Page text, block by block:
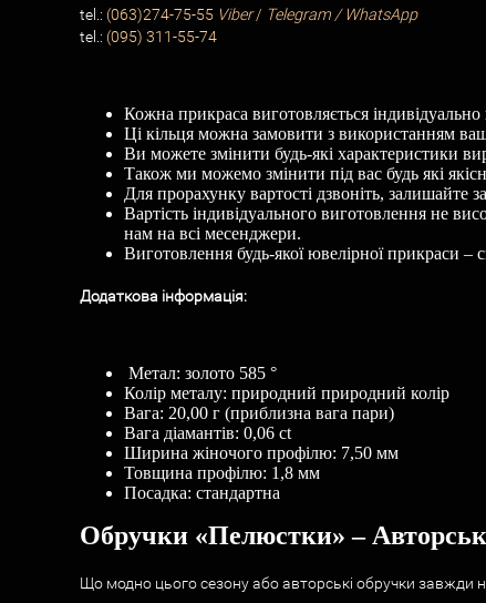
tel.: (063)274-75-55 Viber/ Telegram / WhatsApp
tel.: (095) 311-55-74
Кожна прикраса виготовляється індивідуально
Ці кільця можна замовити з використанням
Ви можете змінити будь-які характеристики
Також ми можемо змінити під вас будь які
Для прорахунку вартості дзвоніть, залишайте
Вартість індивідуального виготовлення не
нам на всі месенджери.
Виготовлення будь-якої ювелірної прикраси –
Додаткова інформація:
Метал: золото 585 °
Колір металу: природний природний колір
Вага: 20,00 г (приблизна вага пари)
Вага діамантів: 0,06 ct
Ширина жіночого профілю: 7,50 мм
Товщина профілю: 1,8 мм
Посадка: стандартна
Обручки «Пелюстки» –
Що модно цього сезону або авторські обручки завжди